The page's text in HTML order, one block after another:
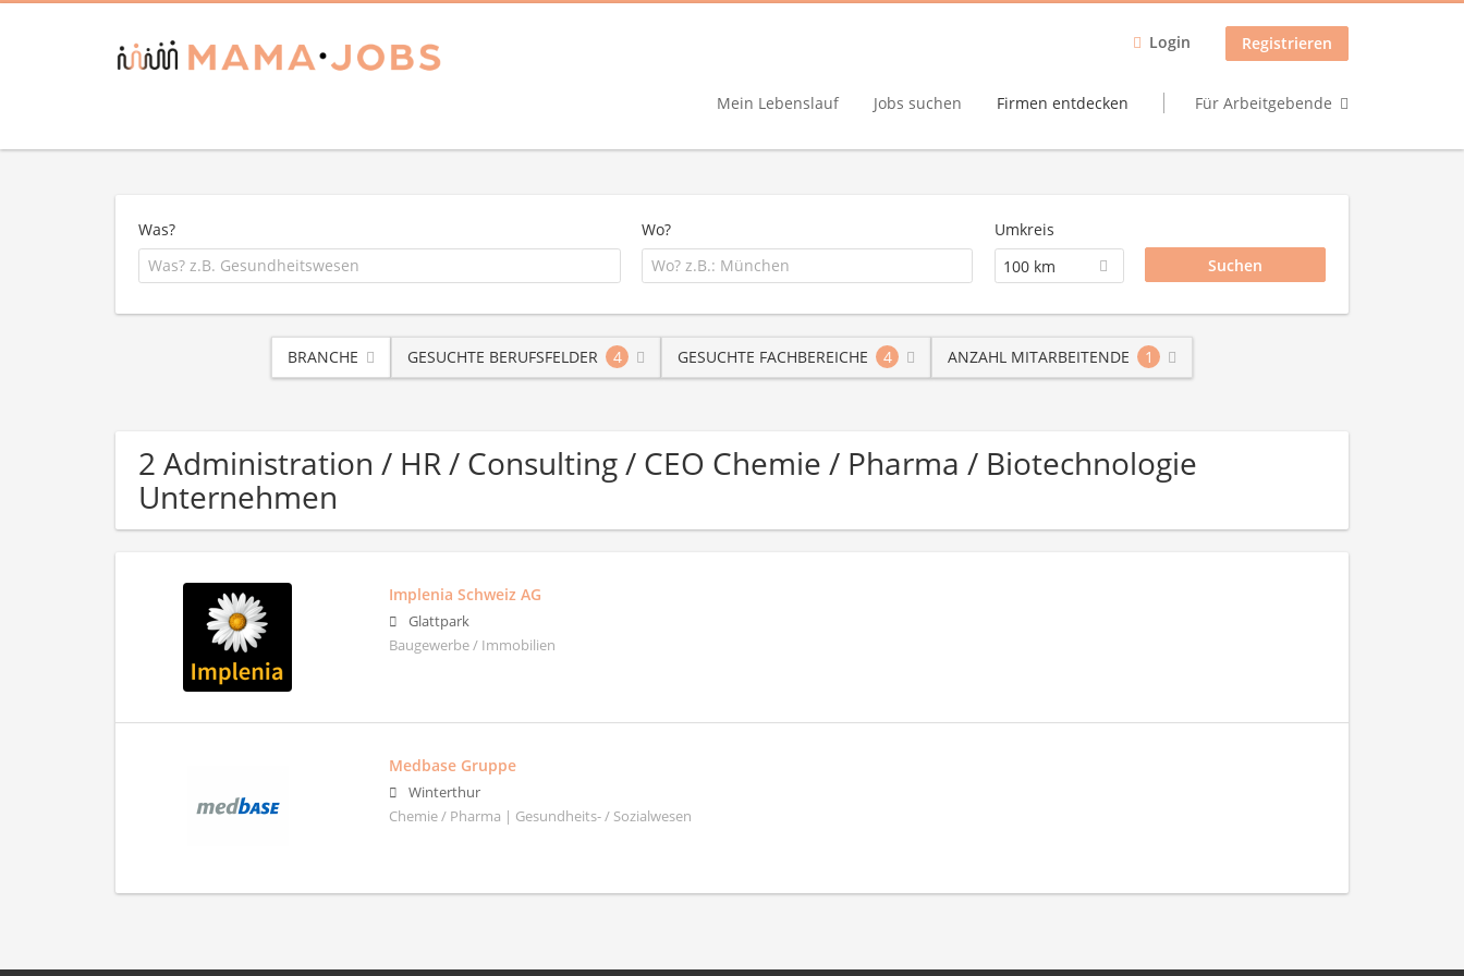
Login Registrieren
Mein Lebenslauf Jobs suchen Firmen entdecken Für Arbeitgebende
Was? Wo?
Umkreis
100 km
BRANCHE GESUCHTE BERUFSFELDER 4 GESUCHTE FACHBEREICHE 4 ANZAHL MITARBEITENDE 1
2 Administration / HR / Consulting / CEO Chemie / Pharma / Biotechnologie
Unternehmen
Implenia Schweiz AG
Glattpark
Baugewerbe / Immobilien
Medbase Gruppe
Winterthur
Chemie / Pharma | Gesundheits- / Sozialwesen